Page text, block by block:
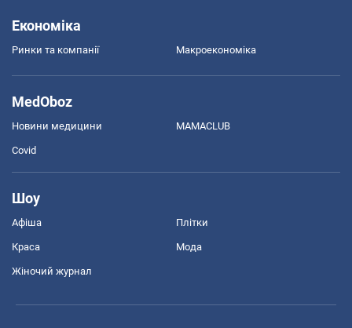
Економіка
Ринки та компанії Макроекономіка
MedOboz
Новини медицини MAMACLUB
Covid
Шоу
Афіша Плітки
Краса Мода
Жіночий журнал